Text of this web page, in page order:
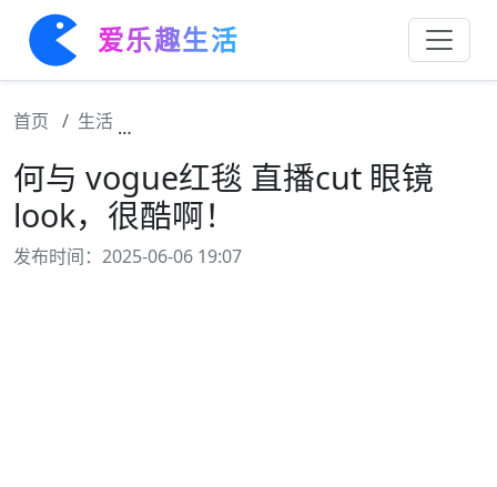
爱乐趣生活
首页 生活
何与 vogue红毯 直播cut 眼镜
look，很酷啊！
发布时间：2025-06-06 19:07